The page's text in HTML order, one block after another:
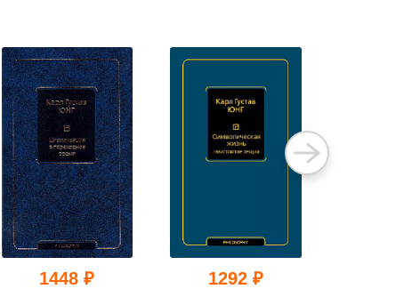
1448 ₽ 1292 ₽